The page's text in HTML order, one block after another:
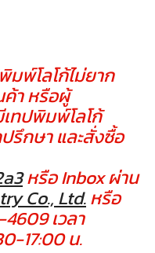
มพ์โลโก้ไม่ยาก
ค้า หรือผู้
ทปพิมพ์โลโก้
รึกษา และสั่งซื้อ
หรือ Inbox ผ่าน
Co., Ltd.หรือ
เวลา
17:00 น.